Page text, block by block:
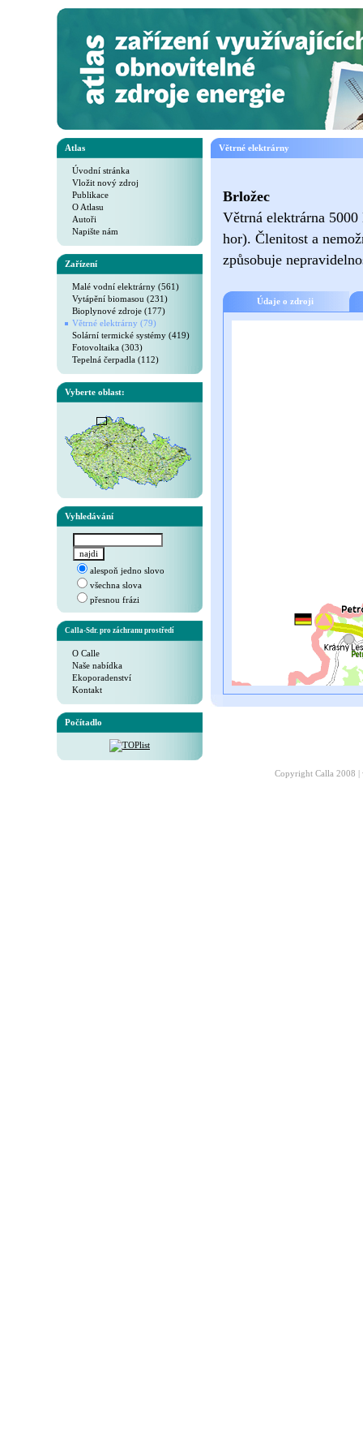
Atlas
Úvodní stránka
Vložit nový zdroj
Publikace
O Atlasu
Autoři
Napište nám
Zařízení
Malé vodní elektrárny (561)
Vytápění biomasou (231)
Bioplynové zdroje (177)
Větrné elektrárny (79)
Solární termické systémy (419)
Fotovoltaika (303)
Tepelná čerpadla (112)
Vyberte oblast:
Vyhledávání
alespoň jedno slovo
všechna slova
přesnou frázi
Calla-Sdr. pro záchranu prostředí
O Calle
Naše nabídka
Ekoporadenství
Kontakt
Počítadlo
Větrné elektrárny
Brložec
Větrná elektrárna
hor). Členitost a
způsobuje
Údaje o zdroji
Copyright Calla 2008 |